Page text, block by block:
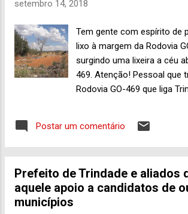
Andemos. Pois bem, amigos
nem parava um pouco para
dia. O clima nos ajudou,
cinzento , o então Sol foi
nuvens, e pudemos jogar
calçada de uma farmácia,
vida agora prioritariamente
setembro 14, 2018
Tem gente com espírito de
lixo à margem da Rodovia
surgindo uma lixeira a céu
469. Atenção! Pessoal que
Rodovia GO-469 que liga
Sudoeste goiano, já deve
certamente tem gente,
jogando lixo à margem da
rolamento, à direita de
Postar um comentário
Prefeito de Trindade e aliados
aquele apoio a candidatos de
municípios